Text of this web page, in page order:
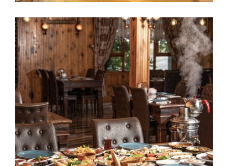
Nokta Kuzu Çevirme